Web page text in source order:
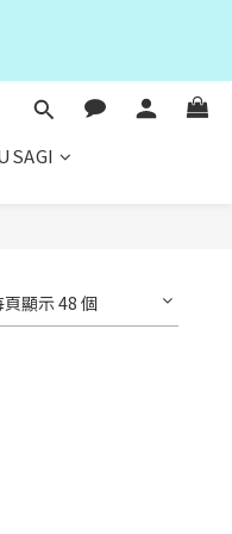
頁顯示 48 個